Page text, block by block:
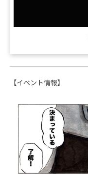
【イベント情報】